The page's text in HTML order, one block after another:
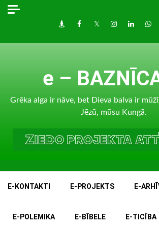
Skip
DraugiemFacebook
TwitterInstagram
LinkedIn
e –
Grēka alga ir nāve, bet Dieva balva ir
Jēzū, mūsu Kungā.
E-KONTAKTI E-PROJEKTS E-
E-POLEMIKA E-BĪBELE E-TICĪBA